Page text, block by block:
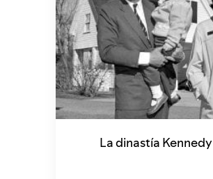
La dinastía Kennedy